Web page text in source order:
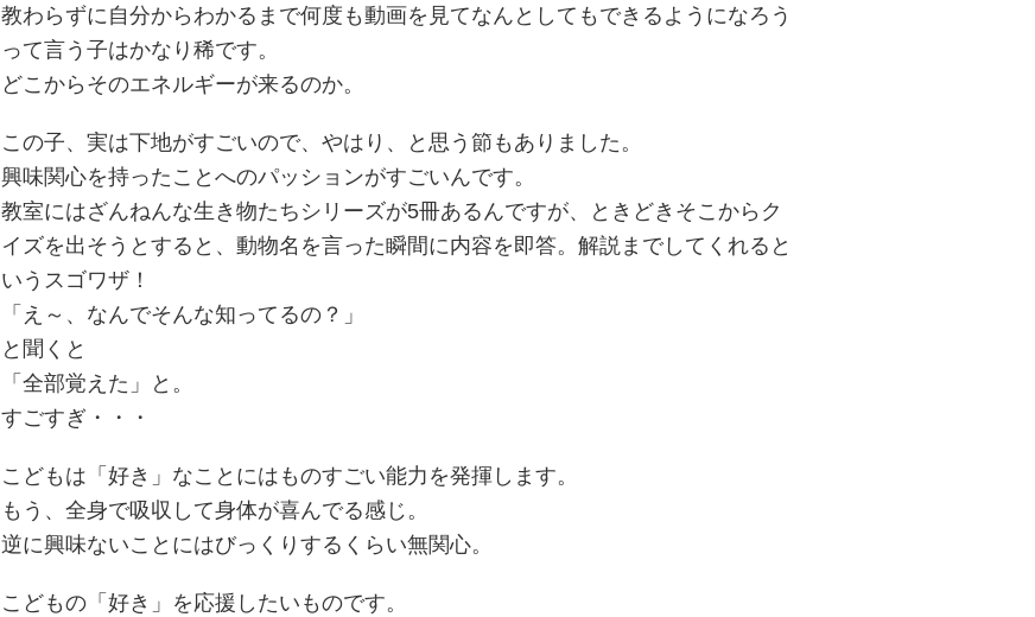
教わらずに自分からわかるまで何度も動画を見てなんとしてもできるようになろう
って言う子はかなり稀です。
どこからそのエネルギーが来るのか。
この子、実は下地がすごいので、やはり、と思う節もありました。
興味関心を持ったことへのパッションがすごいんです。
教室にはざんねんな生き物たちシリーズが5冊あるんですが、ときどきそこからク
イズを出そうとすると、動物名を言った瞬間に内容を即答。解説までしてくれると
いうスゴワザ！
「え～、なんでそんな知ってるの？」
と聞くと
「全部覚えた」と。
すごすぎ・・・
こどもは「好き」なことにはものすごい能力を発揮します。
もう、全身で吸収して身体が喜んでる感じ。
逆に興味ないことにはびっくりするくらい無関心。
こどもの「好き」を応援したいものです。